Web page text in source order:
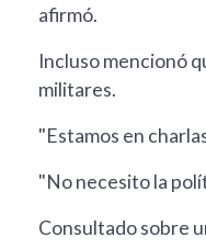
afirmó.
Incluso mencionó
militares.
"Estamos en
"No necesito la
Consultado sobre